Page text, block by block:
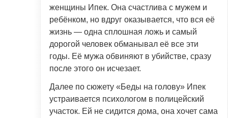
женщины Ипек. Она счастлива с мужем и
ребёнком, но вдруг оказывается, что вся её
жизнь — одна сплошная ложь и самый
дорогой человек обманывал её все эти
годы. Её мужа обвиняют в убийстве, сразу
после этого он исчезает.
Далее по сюжету «Беды на голову» Ипек
устраивается психологом в полицейский
участок. Ей не сидится дома, она хочет сама